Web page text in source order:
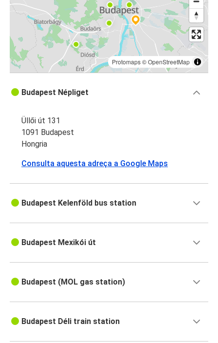
Protomaps©OpenStreetMap
Budapest Népliget
Üllői út 131
1091 Budapest
Hongria
Consulta aquesta adreça a Google Maps
Budapest Kelenföld bus station
Budapest Mexikói út
Budapest (MOL gas station)
Budapest Déli train station